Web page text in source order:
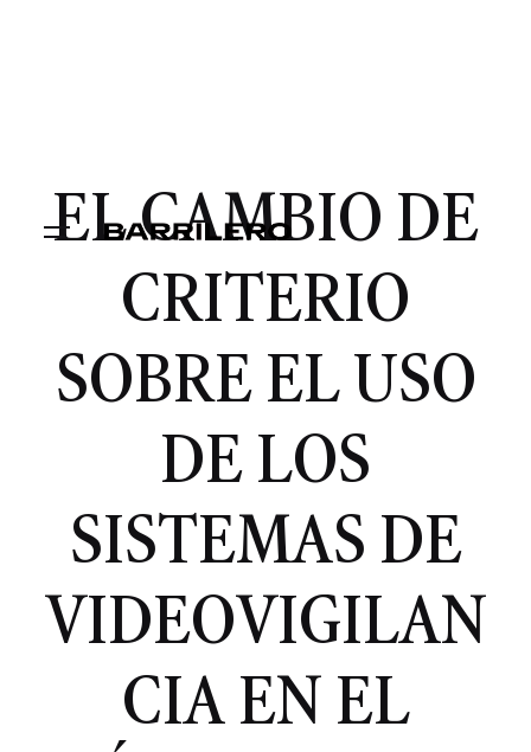
EL CAMBIO DE
CRITERIO
SOBRE EL USO
DE LOS
SISTEMAS DE
VIDEOVIGILAN
CIA EN EL